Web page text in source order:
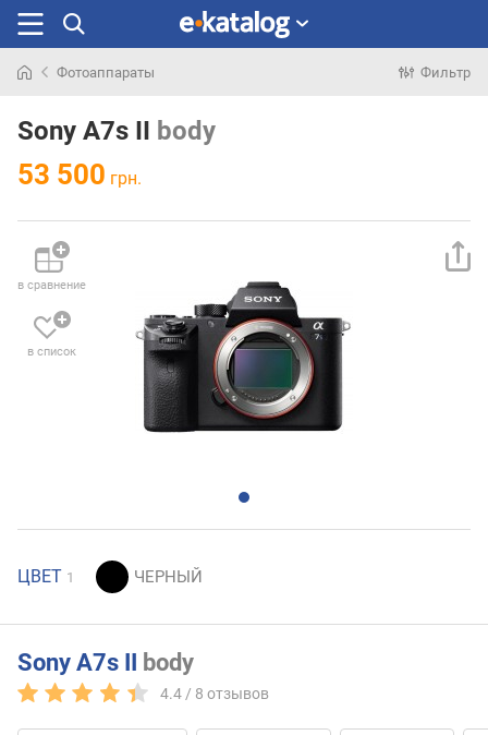
раньше
Фотоаппараты Фильтр
Sony A7s II body
53 500 грн.
в сравнение
в список
ЦВЕТ 1
Sony A7s II body
4.4 / 8 отзывов